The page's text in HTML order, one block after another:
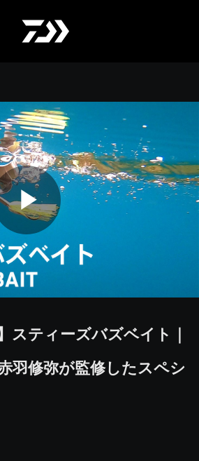
Play
Video
スティーズバズベイト｜
羽修弥が監修したスペシ